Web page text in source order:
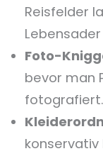
Reisfelder
Foto-
bevor man
fotografiert.